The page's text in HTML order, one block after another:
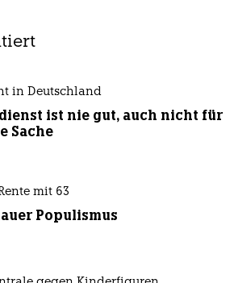
in Deutschland
ist nie gut, auch nicht für
Sache
mit 63
Populismus